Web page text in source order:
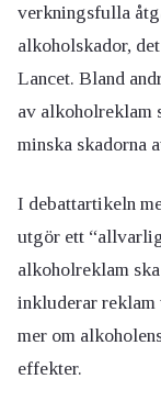
verkningsfulla
alkoholskador,
Lancet. Bland
av alkoholreklam
minska skadorna
I debattartikeln
utgör ett
alkoholreklam
inkluderar reklam
mer om
effekter.